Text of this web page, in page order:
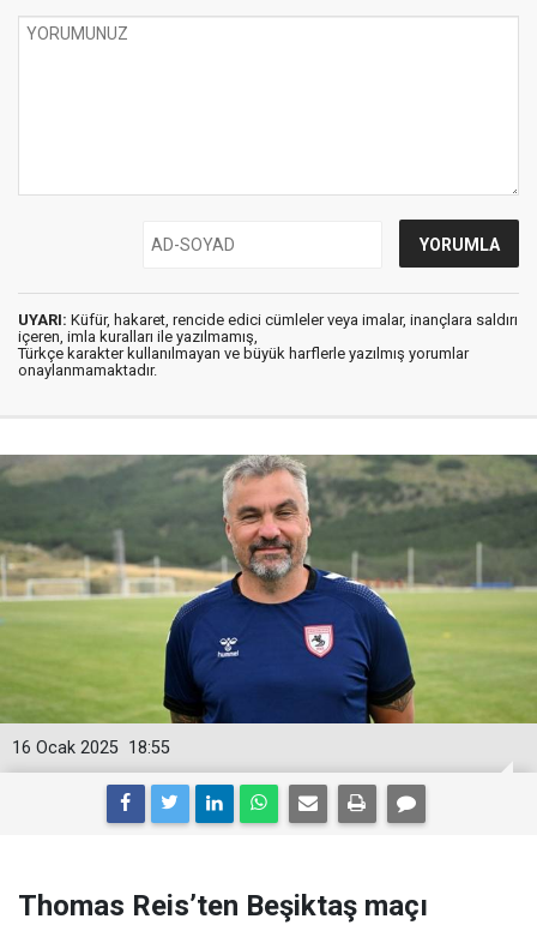
UYARI: Küfür, hakaret, rencide edici cümleler veya imalar, inançlara saldırı
içeren, imla kuralları ile yazılmamış,
Türkçe karakter kullanılmayan ve büyük harflerle yazılmış yorumlar
onaylanmamaktadır.
18:55
16 Ocak 2025
Thomas Reis’ten Beşiktaş maçı